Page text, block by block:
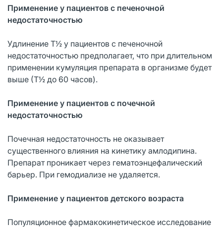
Применение у пациентов с печеночной
недостаточностью
Удлинение Т½ у пациентов с печеночной
недостаточностью предполагает, что при длительном
применении кумуляция препарата в организме будет
выше (Т½ до 60 часов).
Применение у пациентов с почечной
недостаточностью
Почечная недостаточность не оказывает
существенного влияния на кинетику амлодипина.
Препарат проникает через гематоэнцефалический
барьер. При гемодиализе не удаляется.
Применение у пациентов детского возраста
Популяционное фармакокинетическое исследование